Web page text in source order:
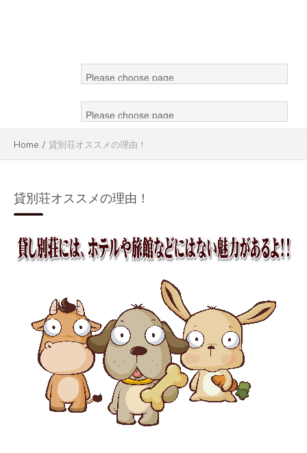
Home / 貸別荘オススメの理由！
貸別荘オススメの理由！